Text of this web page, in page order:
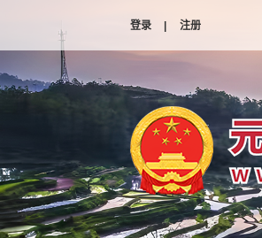
登录 | 注册